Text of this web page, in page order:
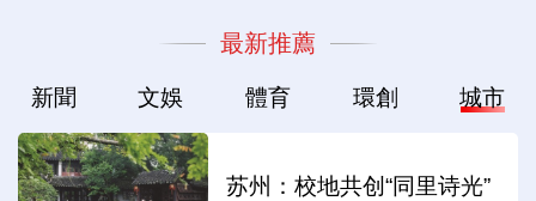
最新推薦
新聞 文娛 體育 環創 城市
苏州：校地共创“同里诗光”